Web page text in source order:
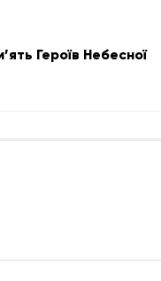
Героїв Небесної